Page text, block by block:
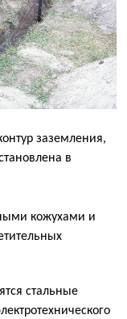
заземления,
в
кожухами и
стальные